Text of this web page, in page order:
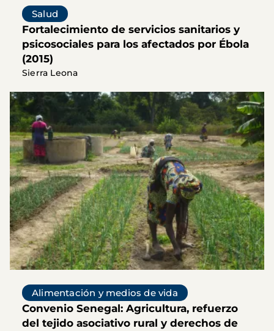
Salud
Fortalecimiento de servicios sanitarios y
psicosociales para los afectados por Ébola
(2015)
Sierra Leona
Alimentación y medios de vida
Convenio Senegal: Agricultura, refuerzo
del tejido asociativo rural y derechos de